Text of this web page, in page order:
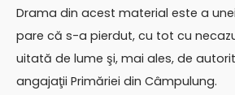
Drama din acest material este a
pare că s-a pierdut, cu tot cu
uitată de lume şi, mai ales, de
angajaţii Primăriei din Câmpulung.